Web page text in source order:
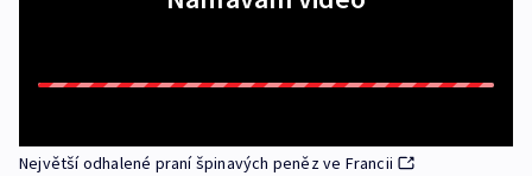
Největší odhalené praní špinavých peněz ve Francii